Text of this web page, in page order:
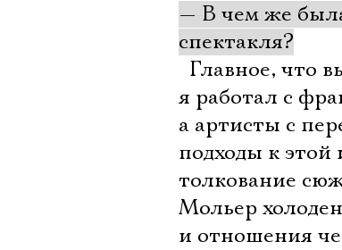
— В чем же
спектакля?
 Главное, что
я работал с
а артисты с
подходы к
толкование
Мольер
и отношения